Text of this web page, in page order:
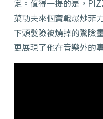
定。值得一提的是，
菜功夫來個實戰爆炒菲
下頭髮險被燒掉的驚險
更展現了他在音樂外的